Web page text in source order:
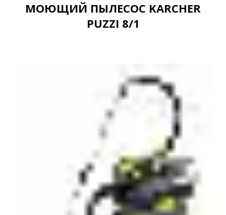
МОЮЩИЙ ПЫЛЕСОС KARCHER
PUZZI 8/1